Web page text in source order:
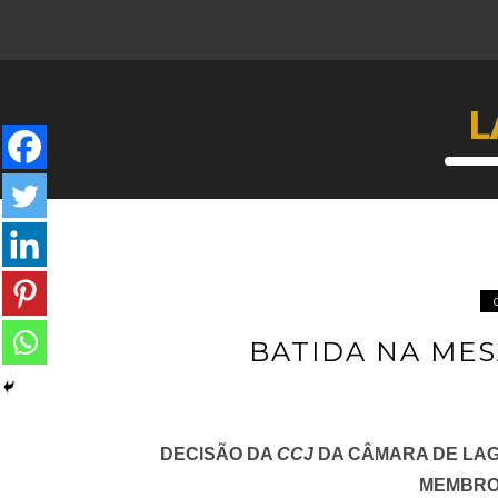
BATIDA NA
DECISÃO DA CCJ DA CÂMARA DE